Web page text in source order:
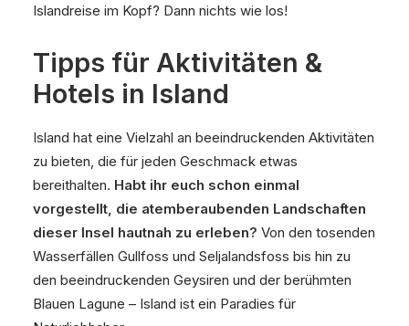
Islandreise im Kopf? Dann nichts wie los!
Tipps für Aktivitäten &
Hotels in Island
Island hat eine Vielzahl an beeindruckenden Aktivitäten
zu bieten, die für jeden Geschmack etwas
bereithalten. Habt ihr euch schon einmal
vorgestellt, die atemberaubenden Landschaften
dieser Insel hautnah zu erleben? Von den tosenden
Wasserfällen Gullfoss und Seljalandsfoss bis hin zu
den beeindruckenden Geysiren und der berühmten
Blauen Lagune – Island ist ein Paradies für